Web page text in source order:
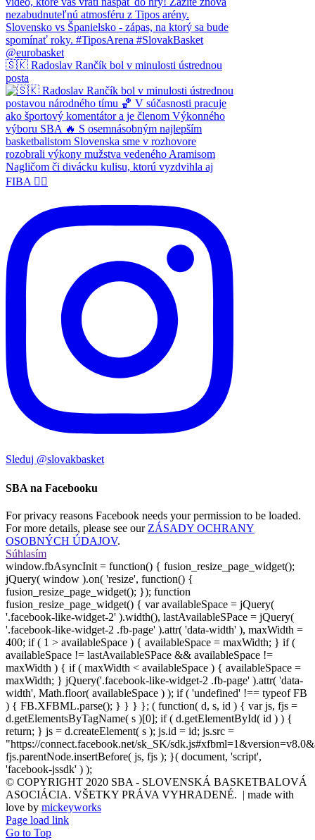
🇸🇰 Radoslav Rančík bol v minulosti ústrednou
posta
Sleduj @slovakbasket
SBA na Facebooku
For privacy reasons Facebook needs your permission to be loaded.
For more details, please see our ZÁSADY OCHRANY
OSOBNÝCH ÚDAJOV.
Súhlasím
window.fbAsyncInit = function() { fusion_resize_page_widget();
jQuery( window ).on( 'resize', function() {
fusion_resize_page_widget(); }); function
fusion_resize_page_widget() { var availableSpace = jQuery(
'.facebook-like-widget-2' ).width(), lastAvailableSPace = jQuery(
'.facebook-like-widget-2 .fb-page' ).attr( 'data-width' ), maxWidth =
400; if ( 1 > availableSpace ) { availableSpace = maxWidth; } if (
availableSpace != lastAvailableSPace && availableSpace !=
maxWidth ) { if ( maxWidth < availableSpace ) { availableSpace =
maxWidth; } jQuery('.facebook-like-widget-2 .fb-page' ).attr( 'data-
width', Math.floor( availableSpace ) ); if ( 'undefined' !== typeof FB
) { FB.XFBML.parse(); } } } }; ( function( d, s, id ) { var js, fjs =
d.getElementsByTagName( s )[0]; if ( d.getElementById( id ) ) {
return; } js = d.createElement( s ); js.id = id; js.src =
"https://connect.facebook.net/sk_SK/
fjs.parentNode.insertBefore( js, fjs ); }( document, 'script',
'facebook-jssdk' ) );
© COPYRIGHT 2020 SBA - SLOVENSKÁ BASKETBALOVÁ
ASOCIÁCIA. VŠETKY PRÁVA VYHRADENÉ. | made with
love by mickeyworks
Page load link
Go to Top